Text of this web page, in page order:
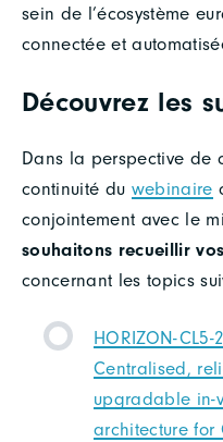
sein de l’écosystème
connectée et
Découvrez les
Dans la perspective de
continuité du webinaire
conjointement avec le
souhaitons recueillir
concernant les topics
HORIZON-CL5-
Centralised,
upgradable in-
architecture for